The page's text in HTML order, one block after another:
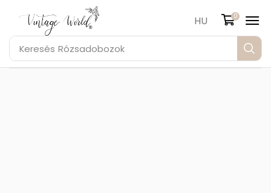
Keresés Rózsadobozok
HU 0